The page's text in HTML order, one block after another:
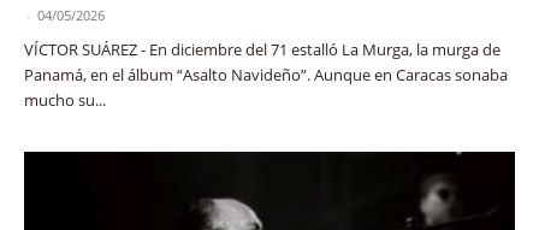
- 04/05/2026
VÍCTOR SUÁREZ - En diciembre del 71 estalló La Murga, la murga de
Panamá, en el álbum “Asalto Navideño”. Aunque en Caracas sonaba
mucho su...